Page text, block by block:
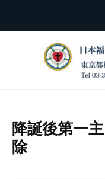
降誕後第一
除